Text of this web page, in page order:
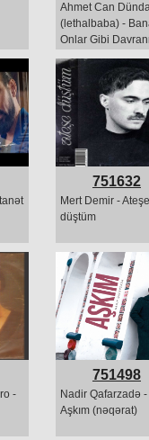
Ahmet Can
(lethalbaba) -
Onlar Gibi
751632
Mert Demir - Ateşe
düştüm
-
751498
Nadir Qafarzadə -
Aşkım (nəqərat)